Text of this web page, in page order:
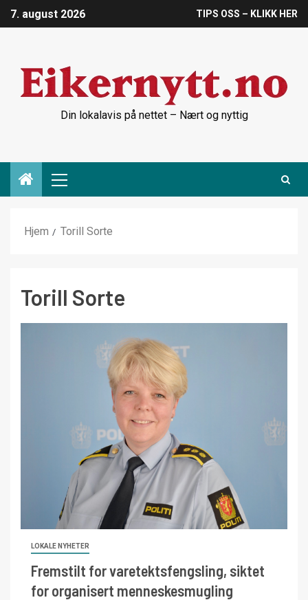
7. august 2026 TIPS OSS – KLIKK HER
Din lokalavis på nettet – Nært og nyttig
Hjem Torill Sorte
Torill Sorte
LOKALE NYHETER
Fremstilt for varetektsfengsling, siktet
for organisert menneskesmugling